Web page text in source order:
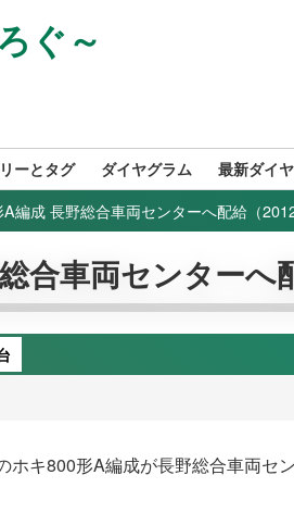
ぐ～
ーとタグ ダイヤグラム 最新ダイ
編成 長野総合車両センターへ配給（
合車両センターへ
キ800形A編成が長野総合車両セ